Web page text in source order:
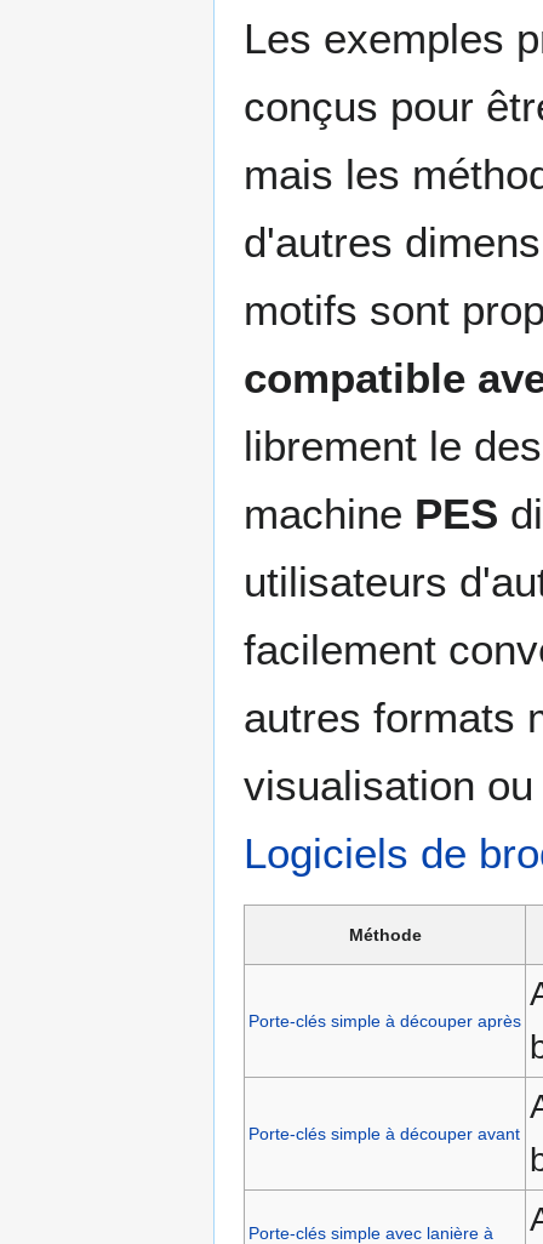
Les exemples
conçus pour
mais les
d'autres
motifs sont
compatible
librement le
machine PES
utilisateurs
facilement
autres formats
visualisation
Logiciels de
Méthode
Porte-clés simple à découper après
Porte-clés simple à découper avant
Porte-clés simple avec lanière à